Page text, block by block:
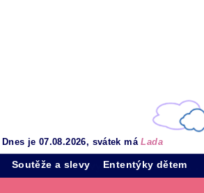
Dnes je 07.08.2026, svátek máLada
Soutěže a slevy Ententýky dětem